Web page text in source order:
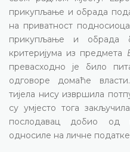
прикупљање и обрада
на приватност
прикупљање и обрада
критеријума из предмета
превасходно је било
одговоре домаће
тијела нису извршила
су умјесто тога
послодавац добио од
односиле на личне